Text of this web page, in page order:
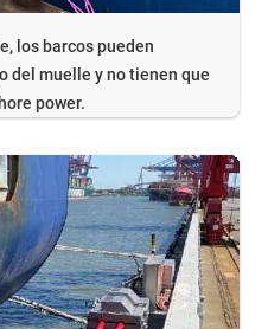
los barcos pueden
del muelle y no tienen que
power.